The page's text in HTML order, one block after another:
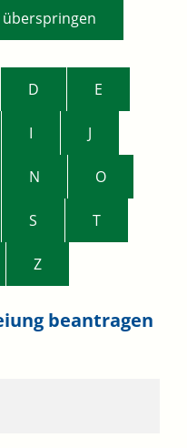
D E
I J
N O
S T
Z
beantragen